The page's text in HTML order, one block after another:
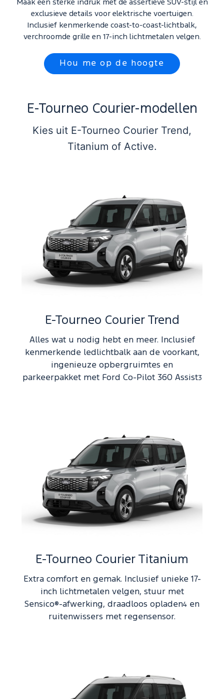
Maak een sterke indruk met de assertieve SUV-stijl en
exclusieve details voor elektrische voertuigen.
Inclusief kenmerkende coast-to-coast-lichtbalk,
verchroomde grille en 17-inch lichtmetalen velgen.
Hou me op de hoogte
E-Tourneo Courier-modellen
Kies uit E-Tourneo Courier Trend,
Titanium of Active.
E-Tourneo Courier Trend
Alles wat u nodig hebt en meer. Inclusief
kenmerkende ledlichtbalk aan de voorkant,
ingenieuze opbergruimtes en
parkeerpakket met Ford Co-Pilot 360 Assist3
E-Tourneo Courier Titanium
Extra comfort en gemak. Inclusief unieke 17-
inch lichtmetalen velgen, stuur met
Sensico®-afwerking, draadloos opladen4 en
ruitenwissers met regensensor.